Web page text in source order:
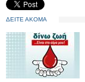
ΔΕΙΤΕ ΑΚΟΜΑ